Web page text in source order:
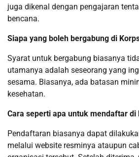
juga dikenal dengan pengajaran
bencana.
Siapa yang boleh bergabung di
Syarat untuk bergabung biasanya
utamanya adalah seseorang yang
sesama. Biasanya, ada batasan
kesehatan.
Cara seperti apa untuk mendaftar di
Pendaftaran biasanya dapat
melalui website resminya ataupun